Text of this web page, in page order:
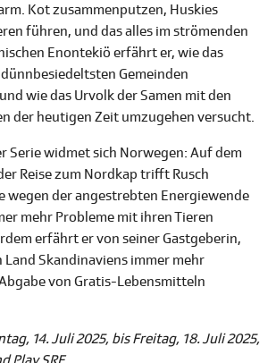
Kot zusammenputzen, Huskies
führen, und das alles im strömenden
Enontekiö erfährt er, wie das
Gemeinden
wie das Urvolk der Samen mit den
der heutigen Zeit umzugehen versucht.
Serie widmet sich Norwegen: Auf dem
Reise zum Nordkap trifft Rusch
wegen der angestrebten Energiewende
mehr Probleme mit ihren Tieren
erfährt er von seiner Gastgeberin,
Skandinaviens immer mehr
von Gratis-Lebensmitteln
14. Juli 2025, bis Freitag, 18. Juli 2025,